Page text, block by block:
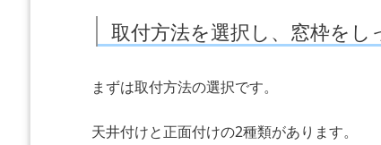
取付方法を選択し、窓枠をし
まずは取付方法の選択です。
天井付けと正面付けの2種類があります。